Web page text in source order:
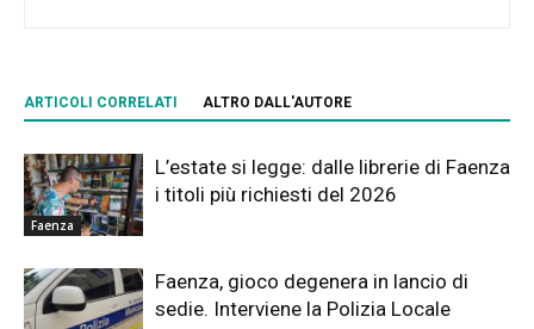
ARTICOLI CORRELATI ALTRO DALL'AUTORE
Faenza
L’estate si legge: dalle librerie di Faenza
i titoli più richiesti del 2026
Faenza, gioco degenera in lancio di
sedie. Interviene la Polizia Locale